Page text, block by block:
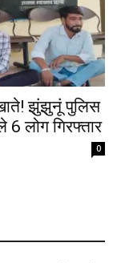
झुंझुनूं पुलिस
6 लोग गिरफ्तार
0